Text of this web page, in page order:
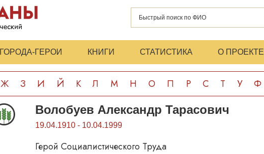
ГОРОДА-ГЕРОИ КНИГИ СТАТИСТИКА О ПРОЕКТЕ
Ж З И Й К Л М Н О П Р С Т У Ф
Волобуев Александр Тарасович
19.04.1910 - 10.04.1999
Герой Социалистического Труда